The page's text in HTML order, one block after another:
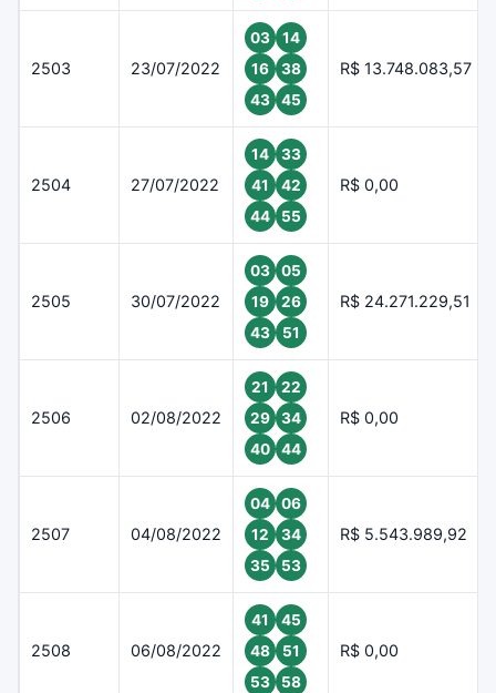
2503 23/07/2022
03
14
16
38
43
45
R$ 13.748.083,57
2504 27/07/2022
14
33
41
42
44
55
R$ 0,00
2505 30/07/2022
03
05
19
26
43
51
R$ 24.271.229,51
2506 02/08/2022
21
22
29
34
40
44
R$ 0,00
2507 04/08/2022
04
06
12
34
35
53
R$ 5.543.989,92
2508 06/08/2022
41
45
48
51
53
58
R$ 0,00